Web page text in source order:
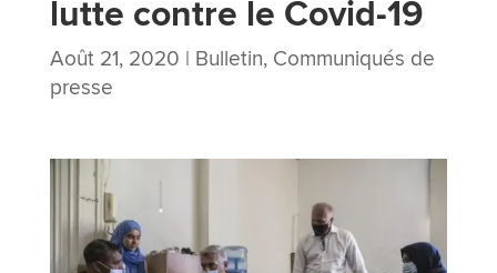
lutte contre le Covid-19
Août 21, 2020 | Bulletin, Communiqués de
presse